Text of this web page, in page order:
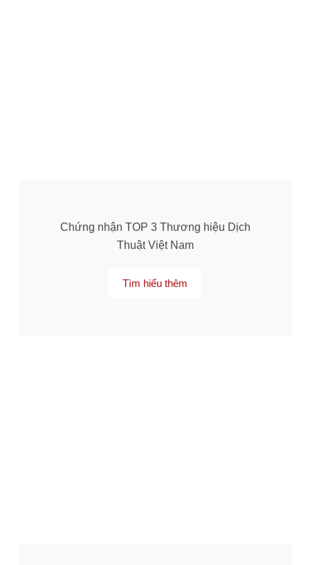
Chứng nhận TOP 3 Thương hiệu Dịch
Thuật Việt Nam
Tìm hiểu thêm